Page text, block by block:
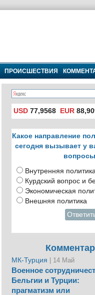
ПРОИСШЕСТВИЯ
USD 77,9568 EUR
Какое направление
сегодня вызывает у
Внутренняя
Курдский вопрос и
Экономическая
Внешняя политика
МК-Турция | 14 Май
Военное
Бельгии и Турции:
прагматизм или